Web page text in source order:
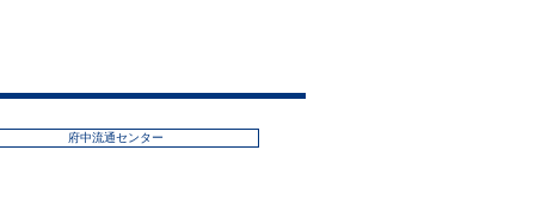
府中流通センター